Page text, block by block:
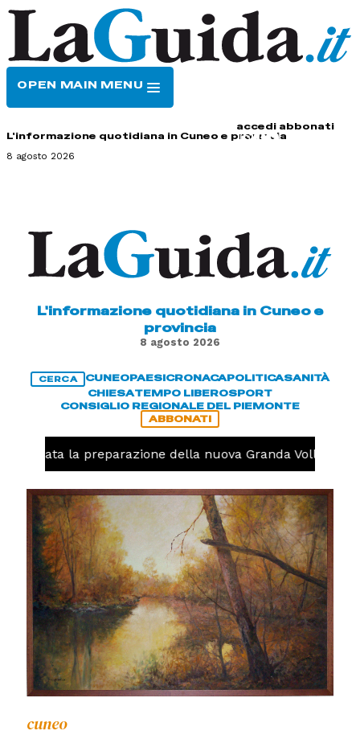
OPEN MAIN MENU
accedi abbonati
L'informazione quotidiana in Cuneo e provincia
8 agosto 2026
L'informazione quotidiana in Cuneo e
provincia
8 agosto 2026
CERCA CUNEOPAESICRONACAPOLITICASANITÀ
CHIESATEMPO LIBEROSPORT
CONSIGLIO REGIONALE DEL PIEMONTE
ABBONATI
la preparazione della nuova Granda Volley (FOTO e
cuneo